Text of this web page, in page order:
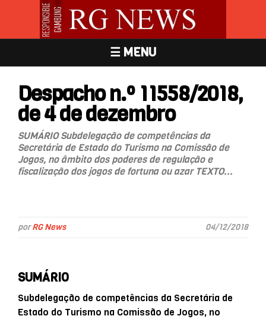
☰ MENU
Despacho n.º 11558/2018,
de 4 de dezembro
SUMÁRIO Subdelegação de competências da
Secretária de Estado do Turismo na Comissão de
Jogos, no âmbito dos poderes de regulação e
fiscalização dos jogos de fortuna ou azar TEXTO...
porRG News 04/12/2018
SUMÁRIO
Subdelegação de competências da Secretária de
Estado do Turismo na Comissão de Jogos, no